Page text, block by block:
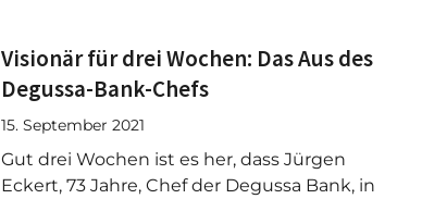
Visionär für drei Wochen: Das Aus des
Degussa-Bank-Chefs
15. September 2021
Gut drei Wochen ist es her, dass Jürgen
Eckert, 73 Jahre, Chef der Degussa Bank, in